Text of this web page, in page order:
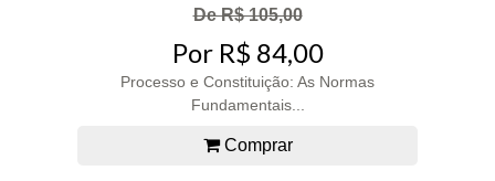
De R$ 105,00
Por R$ 84,00
Processo e Constituição: As Normas
Fundamentais...
Comprar